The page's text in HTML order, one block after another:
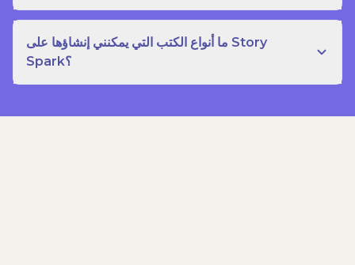
ما أنواع الكتب التي يمكنني إنشاؤها على Story
Spark؟